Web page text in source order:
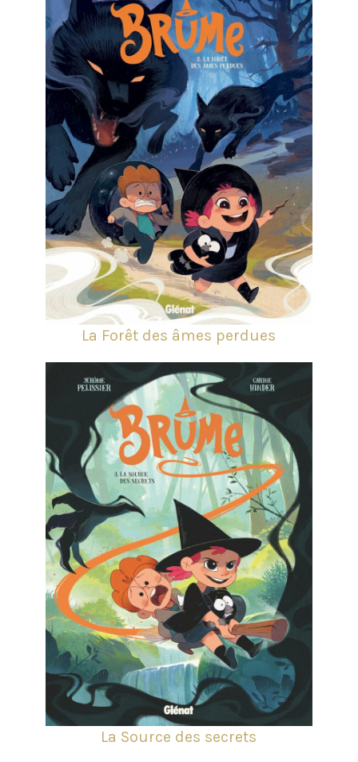
La Forêt des âmes perdues
La Source des secrets